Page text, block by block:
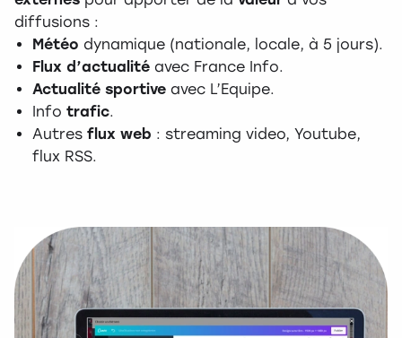
diffusions :
Météo dynamique (nationale, locale, à 5 jours).
Flux d’actualité avec France Info.
Actualité sportive avec L’Equipe.
Info trafic.
Autres flux web : streaming video, Youtube,
flux RSS.